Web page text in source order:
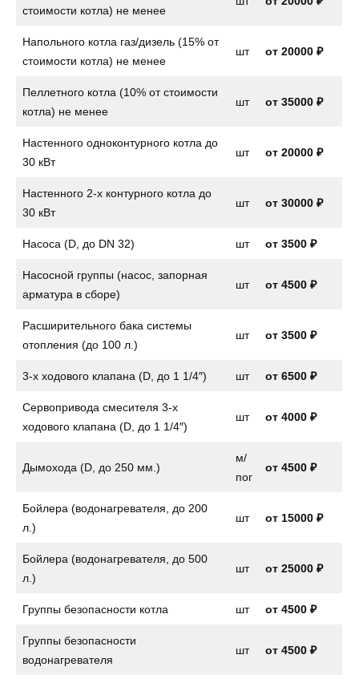
стоимости котла) не менее
Напольного котла газ/дизель (15% от
стоимости котла) не менее
шт от 20000 ₽
Пеллетного котла (10% от стоимости
котла) не менее
шт от 35000 ₽
Настенного одноконтурного котла до
30 кВт
шт от 20000 ₽
Настенного 2-х контурного котла до
30 кВт
шт от 30000 ₽
Насоса (D, до DN 32) шт от 3500 ₽
Насосной группы (насос, запорная
арматура в сборе)
шт от 4500 ₽
Расширительного бака системы
отопления (до 100 л.)
шт от 3500 ₽
3-х ходового клапана (D, до 1 1/4″) шт от 6500 ₽
Сервопривода смесителя 3-х
ходового клапана (D, до 1 1/4″)
шт от 4000 ₽
Дымохода (D, до 250 мм.)
м/
пог
от 4500 ₽
Бойлера (водонагревателя, до 200
л.)
шт от 15000 ₽
Бойлера (водонагревателя, до 500
л.)
шт от 25000 ₽
Группы безопасности котла шт от 4500 ₽
Группы безопасности
водонагревателя
шт от 4500 ₽